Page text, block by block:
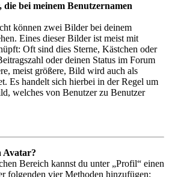
bei meinem Benutzernamen
können zwei Bilder bei deinem
Eines dieser Bilder ist meist mit
Oft sind dies Sterne, Kästchen oder
oder deinen Status im Forum
meist größere, Bild wird auch als
Es handelt sich hierbei in der Regel um
welches von Benutzer zu Benutzer
Avatar?
Bereich kannst du unter „Profil“ einen
folgenden vier Methoden hinzufügen: